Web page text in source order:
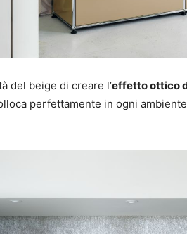
del beige di creare l’effetto ottico
perfettamente in ogni